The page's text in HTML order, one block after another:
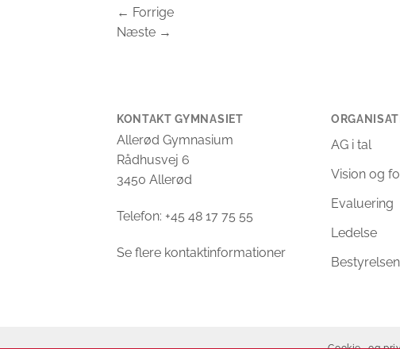
← Forrige
Næste →
KONTAKT GYMNASIET
Allerød Gymnasium
Rådhusvej 6
3450 Allerød
Telefon: +45 48 17 75 55
Se flere kontaktinformationer
AG i tal
Vision og
Evaluering
Ledelse
Bestyrelsen